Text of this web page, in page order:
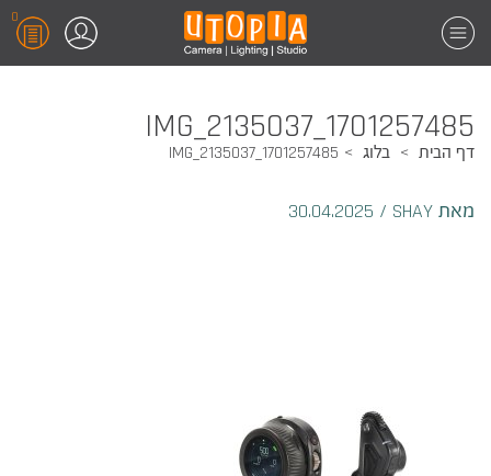
0
1701257485_IMG_2135037
דף הבית בלוג 1701257485_IMG_2135037
מאת SHAY /